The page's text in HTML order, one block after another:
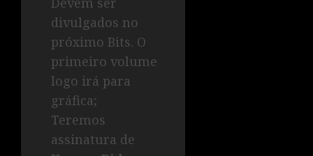
divulgados no
próximo Bits. O
primeiro volume
logo irá para
gráfica;
Teremos
assinatura de